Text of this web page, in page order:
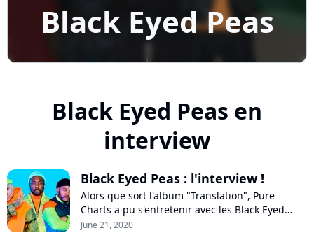
Black Eyed Peas
Black Eyed Peas en
interview
Black Eyed Peas : l'interview !
Alors que sort l'album "Translation", Pure
Charts a pu s'entretenir avec les Black Eyed
Peas via l'application Zoom pour parler de
June 21, 2020